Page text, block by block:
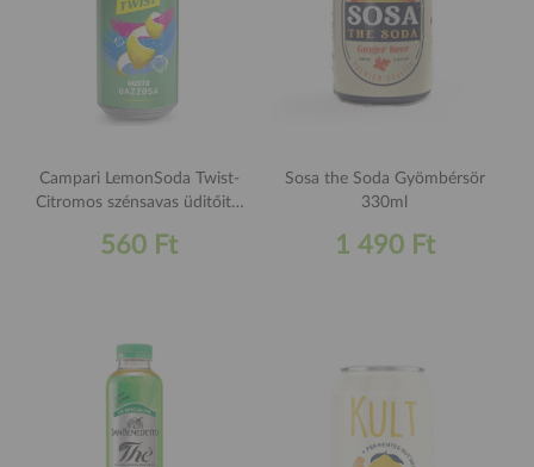
Campari LemonSoda Twist-
Citromos szénsavas üditőital
560 Ft
Sosa the Soda Gyömbérsör
330ml
1 490 Ft